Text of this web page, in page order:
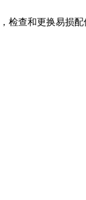
检查和更换易损配